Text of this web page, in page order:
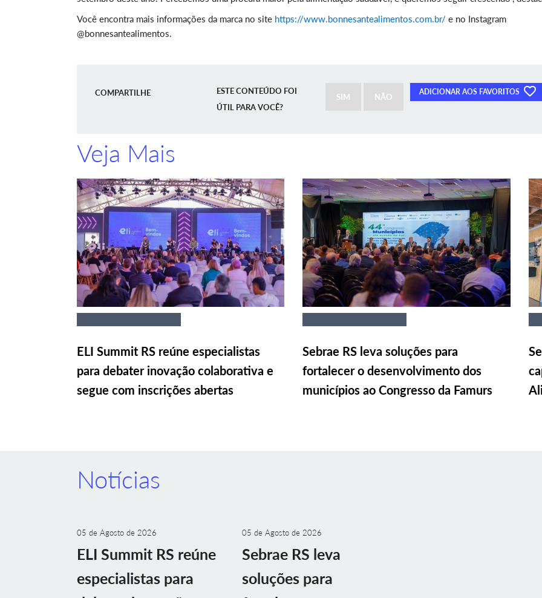
Você encontra mais informações da marca no site https://www.bonnesantealimentos.com.br/ e no Instagram
@bonnesantealimentos.
COMPARTILHE ADICIONAR AOS FAVORITOS
ESTE CONTEÚDO FOI
ÚTIL PARA VOCÊ?
SIM NÃO
Veja Mais
ELI Summit RS reúne especialistas
para debater inovação colaborativa e
segue com inscrições abertas
Sebrae RS leva soluções para
fortalecer o desenvolvimento dos
municípios ao Congresso da Famurs
Notícias
05 de Agosto de 2026
ELI Summit RS reúne
especialistas para
05 de Agosto de 2026
Sebrae RS leva
soluções para